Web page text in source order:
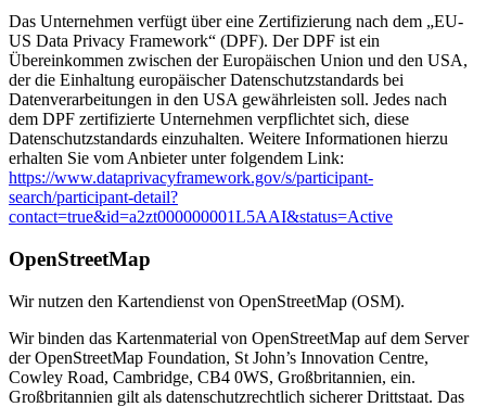
Das Unternehmen verfügt über eine Zertifizierung nach dem „EU-
US Data Privacy Framework“ (DPF). Der DPF ist ein
Übereinkommen zwischen der Europäischen Union und den USA,
der die Einhaltung europäischer Datenschutzstandards bei
Datenverarbeitungen in den USA gewährleisten soll. Jedes nach
dem DPF zertifizierte Unternehmen verpflichtet sich, diese
Datenschutzstandards einzuhalten. Weitere Informationen hierzu
erhalten Sie vom Anbieter unter folgendem Link:
https://www.dataprivacyframework.gov/s/participant-
search/participant-detail?
contact=true&id=a2zt000000001L5AAI&status=Active
OpenStreetMap
Wir nutzen den Kartendienst von OpenStreetMap (OSM).
Wir binden das Kartenmaterial von OpenStreetMap auf dem Server
der OpenStreetMap Foundation, St John’s Innovation Centre,
Cowley Road, Cambridge, CB4 0WS, Großbritannien, ein.
Großbritannien gilt als datenschutzrechtlich sicherer Drittstaat. Das